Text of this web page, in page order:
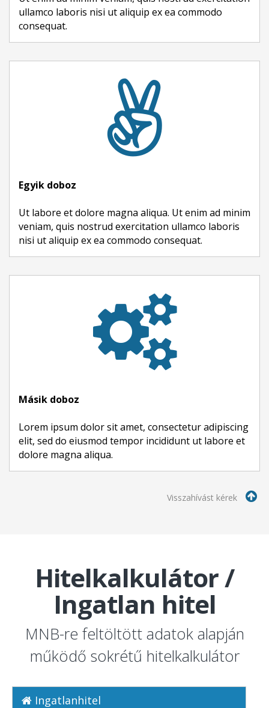
ullamco laboris nisi ut aliquip ex ea commodo
consequat.
Egyik doboz
Ut labore et dolore magna aliqua. Ut enim ad minim
veniam, quis nostrud exercitation ullamco laboris
nisi ut aliquip ex ea commodo consequat.
Másik doboz
Lorem ipsum dolor sit amet, consectetur adipiscing
elit, sed do eiusmod tempor incididunt ut labore et
dolore magna aliqua.
Visszahívást kérek
Hitelkalkulátor /
Ingatlan hitel
MNB-re feltöltött adatok alapján
működő sokrétű hitelkalkulátor